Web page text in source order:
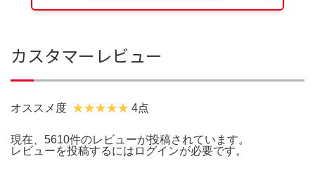
カスタマーレビュー
オススメ度 4点
現在、5610件のレビューが投稿されています。
レビューを投稿するには ログインが必要です。